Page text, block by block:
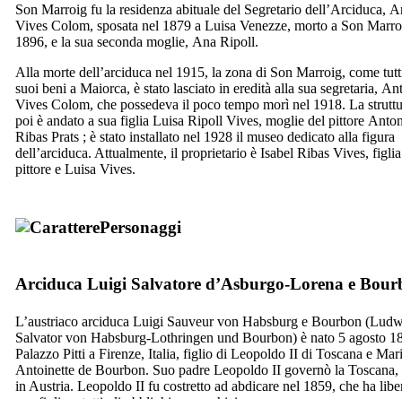
Son Marroig fu la residenza abituale del Segretario dell’Arciduca,
Vives Colom, sposata nel 1879 a Luisa Venezze, morto a Son
1896, e la sua seconda moglie, Ana Ripoll.
Alla morte dell’arciduca nel 1915, la zona di Son Marroig, come
suoi beni a Maiorca, è stato lasciato in eredità alla sua segretaria,
Vives Colom, che possedeva il poco tempo morì nel 1918. La
poi è andato a sua figlia Luisa Ripoll Vives, moglie del pittore
Ribas Prats ; è stato installato nel 1928 il museo dedicato alla figura
dell’arciduca. Attualmente, il proprietario è Isabel Ribas Vives,
pittore e Luisa Vives.
Personaggi
Arciduca Luigi Salvatore d’Asburgo-Lorena e
L’austriaco arciduca Luigi Sauveur von Habsburg e Bourbon (
Salvator von Habsburg-Lothringen und Bourbon) è nato 5 agosto
Palazzo Pitti a Firenze, Italia, figlio di Leopoldo II di Toscana e
Antoinette de Bourbon. Suo padre Leopoldo II governò la Toscana,
in Austria. Leopoldo II fu costretto ad abdicare nel 1859, che ha